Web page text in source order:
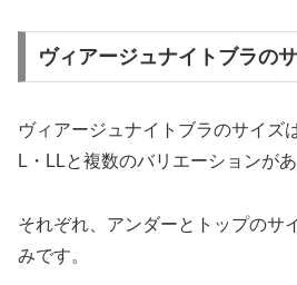
ヴィアージュナイトブラの
ヴィアージュナイトブラのサイズ
L・LLと複数のバリエーションがあ
それぞれ、アンダーとトップのサ
みです。